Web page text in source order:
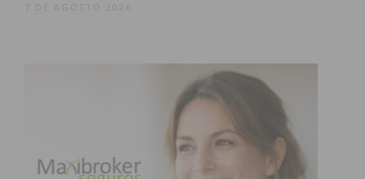
7 DE AGOSTO 2026